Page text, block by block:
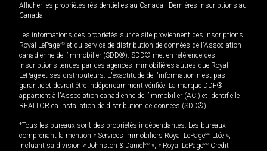
Afficher les propriétés résidentielles au Canada
Dernières inscriptions au
Canada
Les informations des propriétés sur ce site proviennent des inscriptions
Royal LePageMD et du service de distribution de données de l'Association
canadienne de l’immobilier (SDD®). SDD® met en référence des
inscriptions tenues par des agences immobilières autres que Royal
LePage et ses distributeurs. L'exactitude de l'information n'est pas
garantie et devrait être indépendamment vérifiée. La marque DDF®
appartient à l'Association canadienne de l’immobilier (ACI) et identifie le
REALTOR.ca Installation de distribution de données (SDD®).
*Tous les bureaux sont des propriétés indépendantes. Les bureaux
comprenant la mention « Services immobiliers Royal LePageMD Ltée »,
incluant sa division « Johnston & Daniel MD », « Royal LePageMD Credit